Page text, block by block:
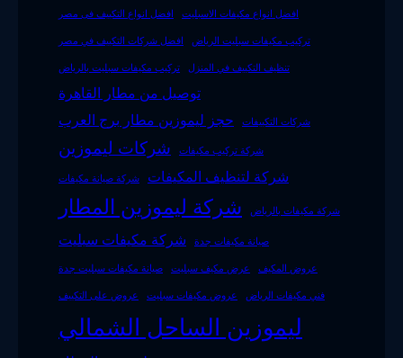
افضل انواع التكييف فى مصر افضل انواع مكيفات الاسبليت
افضل شركات التكييف في مصر تركيب مكيفات سبليت الرياض
تركيب مكيفات سبليت بالرياض تنظيف التكييف في المنزل
توصيل من مطار القاهرة
حجز ليموزين مطار برج العرب
شركات التكييفات
شركات ليموزين شركة تركيب مكيفات
شركة صيانة مكيفات شركة لتنظيف المكيفات
شركة ليموزين المطار شركة مكيفات بالرياض
شركة مكيفات سبليت صيانة مكيفات جدة
صيانة مكيفات سبليت جدة عرض مكيف سبليت عروض المكيف
عروض على التكييف عروض مكيفات سبليت فني مكيفات الرياض
ليموزين الساحل الشمالي